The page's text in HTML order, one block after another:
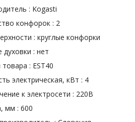
: Kogasti
конфорок : 2
: круглые конфорки
духовки : нет
товара : EST40
электрическая, кВт : 4
к электросети : 220В
мм : 600